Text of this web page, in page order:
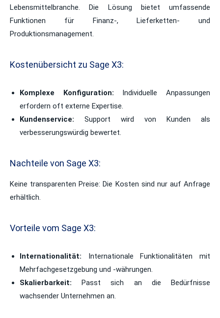
Lebensmittelbranche. Die Lösung bietet umfassende
Funktionen für Finanz-, Lieferketten- und
Produktionsmanagement.
Kostenübersicht zu Sage X3:
Komplexe Konfiguration: Individuelle Anpassungen
erfordern oft externe Expertise.
Kundenservice: Support wird von Kunden als
verbesserungswürdig bewertet.
Nachteile von Sage X3:
Keine transparenten Preise: Die Kosten sind nur auf Anfrage
erhältlich.
Vorteile vom Sage X3:
Internationalität: Internationale Funktionalitäten mit
Mehrfachgesetzgebung und -währungen.
Skalierbarkeit: Passt sich an die Bedürfnisse
wachsender Unternehmen an.